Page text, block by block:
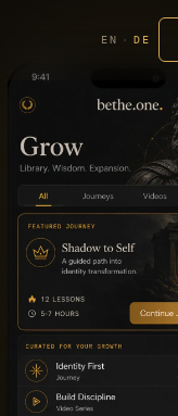
EN · DE